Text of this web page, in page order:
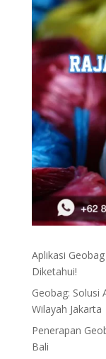
Aplikasi
Diketahui!
Geobag: Solusi
Wilayah Jakarta
Penerapan
Bali